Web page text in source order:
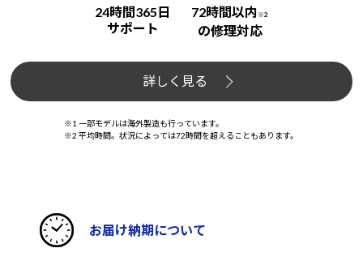
24時間365日
サポート
72時間以内 ※2
の修理対応
詳しく見る
※1 一部モデルは海外製造も行っています。
※2 平均時間。状況によっては72時間を超えることもあります。
お届け納期について